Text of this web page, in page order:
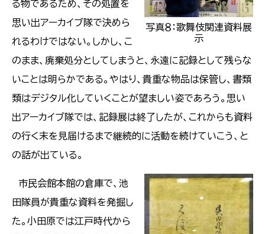
写真８：歌舞伎関連資料展
示
る物であるため、その処置を
思い出アーカイブ隊で決めら
れるわけではない。しかし、こ
のまま、廃棄処分としてしまうと、永遠に記録として残らな
いことは明らかである。やはり、貴重な物品は保管し、書類
類はデジタル化していくことが望ましい姿であろう。思い
出アーカイブ隊では、記録展は終了したが、これからも資料
の行く末を見届けるまで継続的に活動を続けていこう、と
の話が出ている。
市民会館本館の倉庫で、池
田隊員が貴重な資料を発掘し
た。小田原では江戸時代から